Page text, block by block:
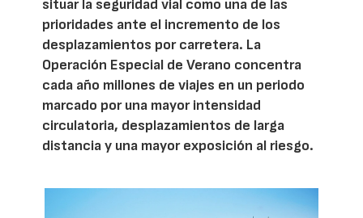
situar la seguridad vial como una de las
prioridades ante el incremento de los
desplazamientos por carretera. La
Operación Especial de Verano concentra
cada año millones de viajes en un periodo
marcado por una mayor intensidad
circulatoria, desplazamientos de larga
distancia y una mayor exposición al riesgo.